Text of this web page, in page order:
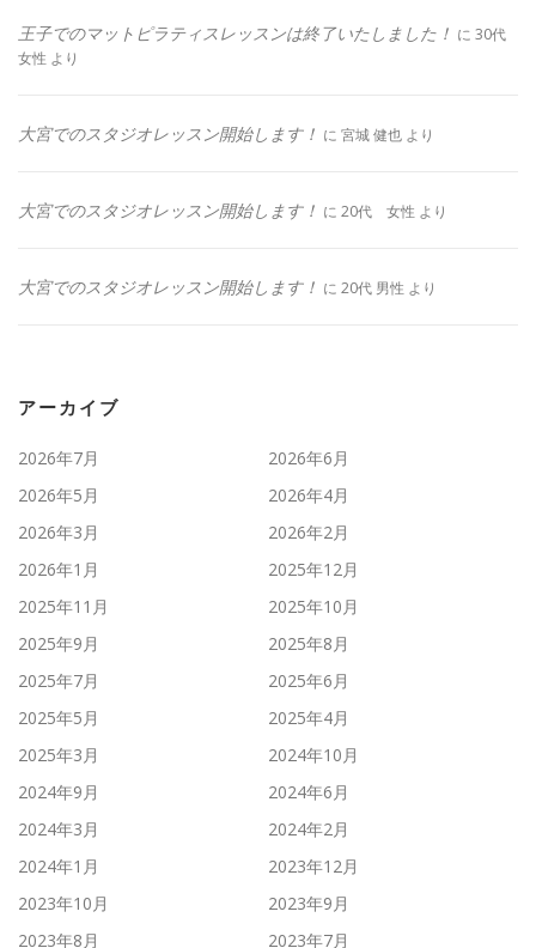
王子でのマットピラティスレッスンは終了いたしました！ に 30代
女性 より
大宮でのスタジオレッスン開始します！ に 宮城 健也 より
大宮でのスタジオレッスン開始します！ に 20代 女性 より
大宮でのスタジオレッスン開始します！ に 20代 男性 より
アーカイブ
2026年7月
2026年6月
2026年5月
2026年4月
2026年3月
2026年2月
2026年1月
2025年12月
2025年11月
2025年10月
2025年9月
2025年8月
2025年7月
2025年6月
2025年5月
2025年4月
2025年3月
2024年10月
2024年9月
2024年6月
2024年3月
2024年2月
2024年1月
2023年12月
2023年10月
2023年9月
2023年8月
2023年7月